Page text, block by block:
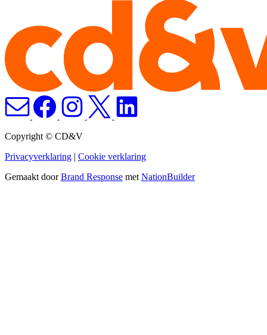
Copyright © CD&V
Privacyverklaring | Cookie verklaring
Gemaakt doorBrand Response met NationBuilder